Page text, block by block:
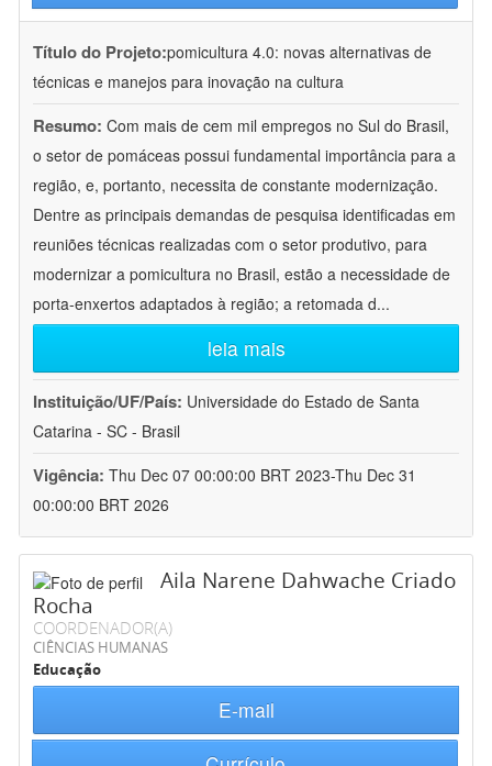
Título do Projeto:pomicultura 4.0: novas alternativas de
técnicas e manejos para inovação na cultura
Resumo: Com mais de cem mil empregos no Sul do Brasil,
o setor de pomáceas possui fundamental importância para a
região, e, portanto, necessita de constante modernização.
Dentre as principais demandas de pesquisa identificadas em
reuniões técnicas realizadas com o setor produtivo, para
modernizar a pomicultura no Brasil, estão a necessidade de
porta-enxertos adaptados à região; a retomada d...
leia mais
Instituição/UF/País: Universidade do Estado de Santa
Catarina - SC - Brasil
Vigência: Thu Dec 07 00:00:00 BRT 2023-Thu Dec 31
00:00:00 BRT 2026
Aila Narene Dahwache Criado
Rocha
COORDENADOR(A)
CIÊNCIAS HUMANAS
Educação
E-mail